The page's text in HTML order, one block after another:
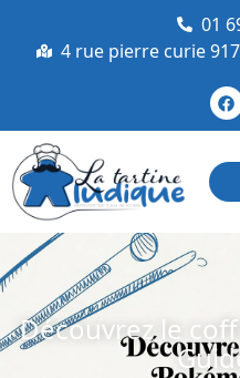
01
4 rue pierre curie
Découvrez le